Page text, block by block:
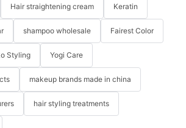
Hair straightening cream Keratin
shampoo wholesale Fairest Color
Styling Yogi Care
makeup brands made in china
hair styling treatments